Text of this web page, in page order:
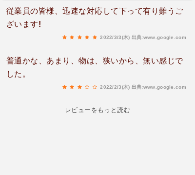
従業員の皆様、迅速な対応して下って有り難うご
ざいます!
2022/3/3(木) 出典:www.google.com
普通かな、あまり、物は、狭いから、無い感じで
した。
2022/2/3(木) 出典:www.google.com
レビューをもっと読む